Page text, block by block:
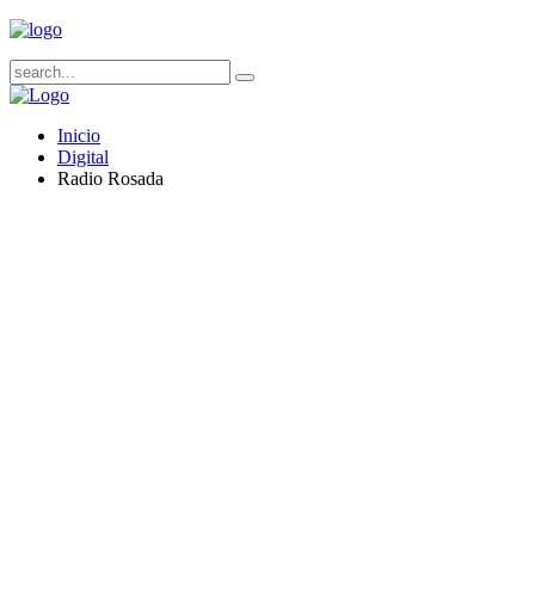
Inicio
Digital
Radio Rosada